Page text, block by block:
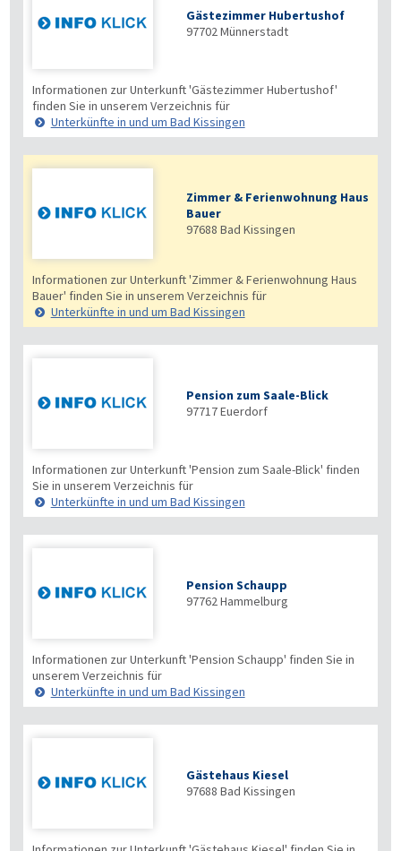
Gästezimmer Hubertushof
97702Münnerstadt
Informationen zur Unterkunft 'Gästezimmer Hubertushof'
finden Sie in unserem Verzeichnis für
Unterkünfte in und um Bad Kissingen
Zimmer & Ferienwohnung Haus
Bauer
97688 Bad Kissingen
Informationen zur Unterkunft 'Zimmer & Ferienwohnung Haus
Bauer' finden Sie in unserem Verzeichnis für
Unterkünfte in und um Bad Kissingen
Pension zum Saale-Blick
97717Euerdorf
Informationen zur Unterkunft 'Pension zum Saale-Blick' finden
Sie in unserem Verzeichnis für
Unterkünfte in und um Bad Kissingen
Pension Schaupp
97762Hammelburg
Informationen zur Unterkunft 'Pension Schaupp' finden Sie in
unserem Verzeichnis für
Unterkünfte in und um Bad Kissingen
Gästehaus Kiesel
97688 Bad Kissingen